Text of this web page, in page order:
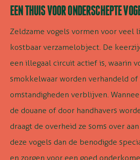
EEN THUIS VOOR ONDERSCHEPTE
Zeldzame vogels vormen voor veel
kostbaar verzamelobject. De
een illegaal circuit actief is, waarin
smokkelwaar worden verhandeld of
omstandigheden verblijven.
de douane of door handhavers
draagt de overheid ze soms over
deze vogels dan de benodigde
en zorgen voor een goed